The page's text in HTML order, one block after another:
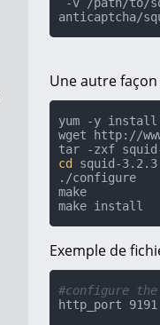
anticaptcha/
Une autre
yum -y install
wget http://
cd
squid-3.2.3
./configure
make
make install
Exemple de
#configure the
http_port 9191